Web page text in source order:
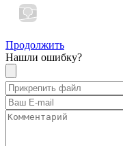
Продолжить
Нашли ошибку?